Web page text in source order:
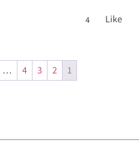
Like
4
1
2
3
4
…